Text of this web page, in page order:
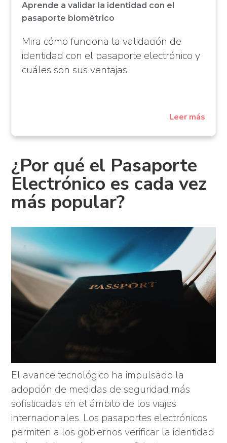
Aprende a validar la identidad con el
pasaporte biométrico
Mira cómo funciona la validación de
identidad con el pasaporte electrónico y
cuáles son sus ventajas
Leer más
¿Por qué el Pasaporte
Electrónico es cada vez
más popular?
El avance tecnológico ha impulsado la
adopción de medidas de seguridad más
sofisticadas en el ámbito de los viajes
internacionales. Los pasaportes electrónicos
permiten a los gobiernos verificar la identidad